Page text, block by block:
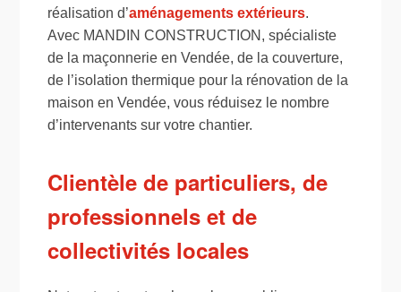
réalisation d’aménagements extérieurs.
Avec MANDIN CONSTRUCTION, spécialiste
de la maçonnerie en Vendée, de la couverture,
de l’isolation thermique pour la rénovation de la
maison en Vendée, vous réduisez le nombre
d’intervenants sur votre chantier.
Clientèle de particuliers, de
professionnels et de
collectivités locales